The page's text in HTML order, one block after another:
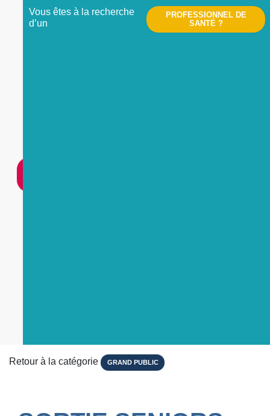
Vous êtes à la recherche
d’un
PROFESSIONNEL DE
SANTÉ ?
Retour à la catégorie GRAND PUBLIC